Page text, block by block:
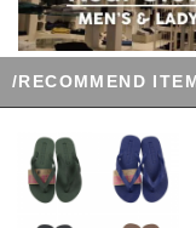
/RECOMMEND